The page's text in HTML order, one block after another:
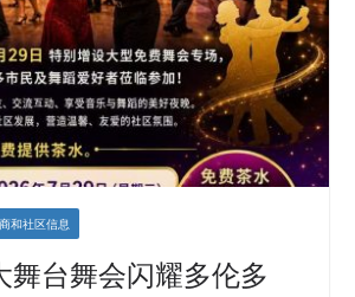
和社区信息
舞台舞会闪耀多伦多